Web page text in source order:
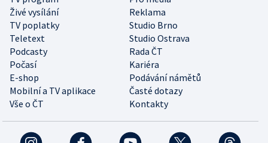
Živé vysílání
Reklama
TV poplatky
Studio Brno
Teletext
Studio Ostrava
Podcasty
Rada ČT
Počasí
Kariéra
E-shop
Podávání námětů
Mobilní a TV aplikace
Časté dotazy
Vše o ČT
Kontakty